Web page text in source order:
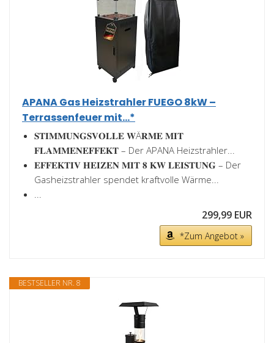
APANA Gas Heizstrahler FUEGO 8kW –
Terrassenfeuer mit...*
𝐒𝐓𝐈𝐌𝐌𝐔𝐍𝐆𝐒𝐕𝐎𝐋𝐋𝐄 𝐖Ä𝐑𝐌𝐄 𝐌𝐈𝐓
𝐅𝐋𝐀𝐌𝐌𝐄𝐍𝐄𝐅𝐅𝐄𝐊𝐓 – Der APANA Heizstrahler...
𝐄𝐅𝐅𝐄𝐊𝐓𝐈𝐕 𝐇𝐄𝐈𝐙𝐄𝐍 𝐌𝐈𝐓 𝟖 𝐊𝐖 𝐋𝐄𝐈𝐒𝐓𝐔𝐍𝐆 – Der
Gasheizstrahler spendet kraftvolle Wärme...
...
299,99 EUR
*Zum Angebot »
BESTSELLER NR. 8